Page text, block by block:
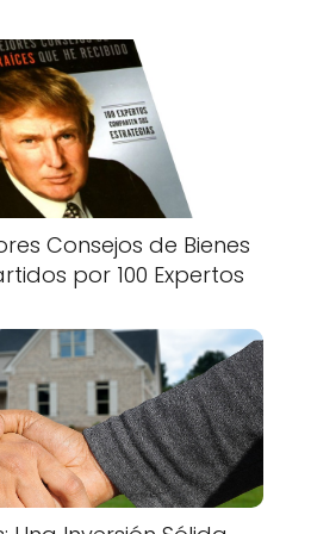
Consejos de Bienes
por 100 Expertos